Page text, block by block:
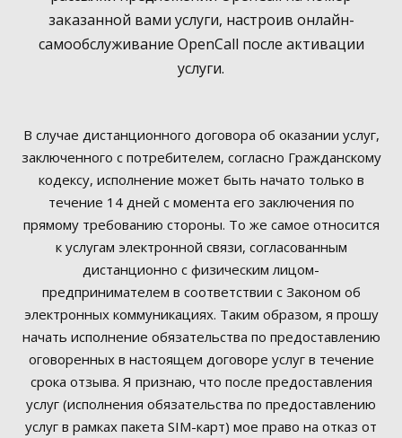
заказанной вами услуги, настроив онлайн-
самообслуживание OpenCall после активации
услуги.
В случае дистанционного договора об оказании услуг,
заключенного с потребителем, согласно Гражданскому
кодексу, исполнение может быть начато только в
течение 14 дней с момента его заключения по
прямому требованию стороны. То же самое относится
к услугам электронной связи, согласованным
дистанционно с физическим лицом-
предпринимателем в соответствии с Законом об
электронных коммуникациях. Таким образом, я прошу
начать исполнение обязательства по предоставлению
оговоренных в настоящем договоре услуг в течение
срока отзыва. Я признаю, что после предоставления
услуг (исполнения обязательства по предоставлению
услуг в рамках пакета SIM-карт) мое право на отказ от